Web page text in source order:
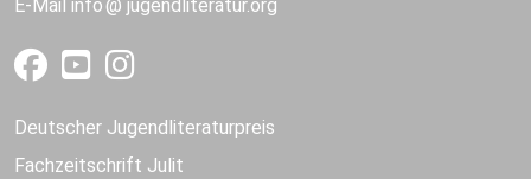
E-Mail info jugendliteratur.org
Deutscher Jugendliteraturpreis
Fachzeitschrift Julit